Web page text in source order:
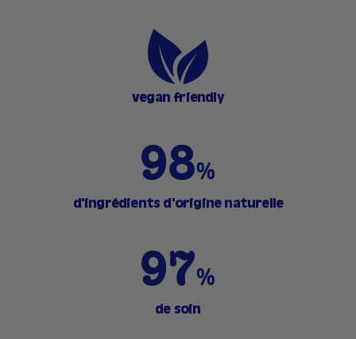
vegan friendly
d'ingrédients d'origine naturelle
de soin